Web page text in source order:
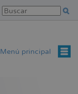
Menú principal